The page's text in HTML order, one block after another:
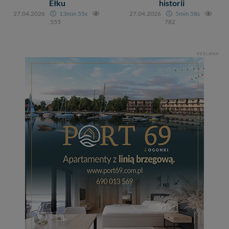
Ełku
27.04.2026
13min 55s
555
historii
27.04.2026
5min 58s
782
REKLAMA
Dziękujemy, i życzmy miłego odkrywania Mazur na